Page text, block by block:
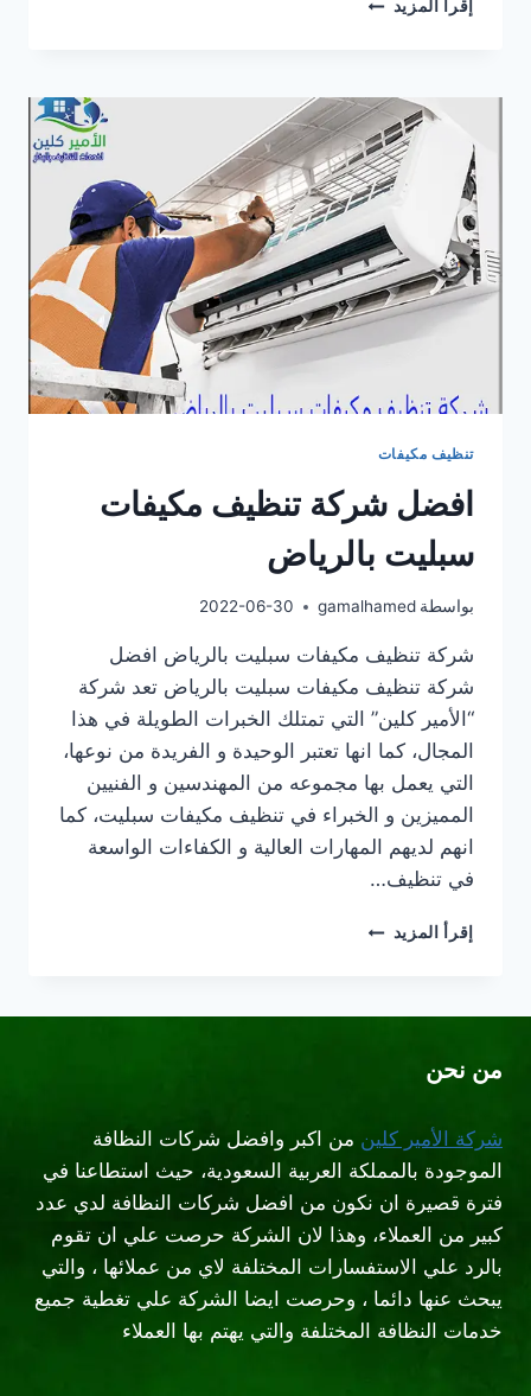
إقرأ المزيد
الرياض
تنظيف مكيفات
افضل شركة تنظيف مكيفات
سبليت بالرياض
بواسطة gamalhamed
2022-06-30
شركة تنظيف مكيفات سبليت بالرياض افضل
شركة تنظيف مكيفات سبليت بالرياض تعد شركة
“الأمير كلين” التي تمتلك الخبرات الطويلة في هذا
المجال، كما انها تعتبر الوحيدة و الفريدة من نوعها،
التي يعمل بها مجموعه من المهندسين و الفنيين
المميزين و الخبراء في تنظيف مكيفات سبليت، كما
انهم لديهم المهارات العالية و الكفاءات الواسعة
في تنظيف…
إقرأ المزيد افضل
من نحن
شركة الأمير كلين من اكبر وافضل شركات النظافة
الموجودة بالمملكة العربية السعودية، حيث استطاعنا في
فترة قصيرة ان نكون من افضل شركات النظافة لدي عدد
كبير من العملاء، وهذا لان الشركة حرصت علي ان تقوم
بالرد علي الاستفسارات المختلفة لاي من عملائها ، والتي
يبحث عنها دائما ، وحرصت ايضا الشركة علي تغطية جميع
خدمات النظافة المختلفة والتي يهتم بها العملاء